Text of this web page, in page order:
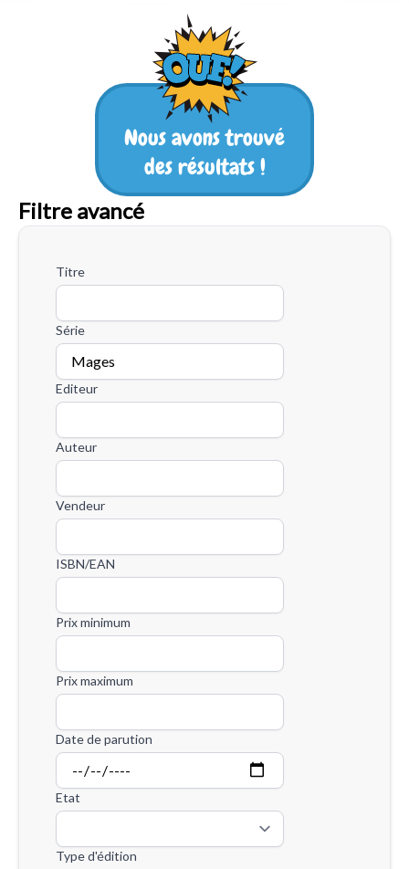
Nous avons trouvé
des résultats !
Filtre avancé
Titre
Série
Editeur
Auteur
Vendeur
ISBN/EAN
Prix minimum
Prix maximum
Date de parution
Etat
Type d'édition